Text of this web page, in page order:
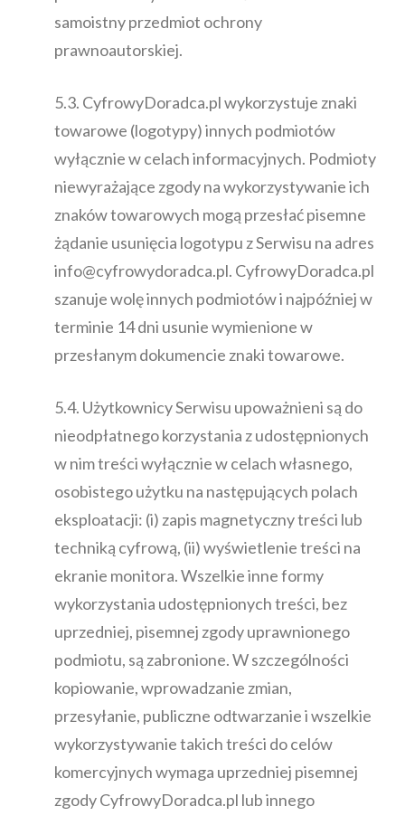
samoistny przedmiot ochrony
prawnoautorskiej.
5.3. CyfrowyDoradca.pl wykorzystuje znaki
towarowe (logotypy) innych podmiotów
wyłącznie w celach informacyjnych. Podmioty
niewyrażające zgody na wykorzystywanie ich
znaków towarowych mogą przesłać pisemne
żądanie usunięcia logotypu z Serwisu na adres
info@cyfrowydoradca.pl. CyfrowyDoradca.pl
szanuje wolę innych podmiotów i najpóźniej w
terminie 14 dni usunie wymienione w
przesłanym dokumencie znaki towarowe.
5.4. Użytkownicy Serwisu upoważnieni są do
nieodpłatnego korzystania z udostępnionych
w nim treści wyłącznie w celach własnego,
osobistego użytku na następujących polach
eksploatacji: (i) zapis magnetyczny treści lub
techniką cyfrową, (ii) wyświetlenie treści na
ekranie monitora. Wszelkie inne formy
wykorzystania udostępnionych treści, bez
uprzedniej, pisemnej zgody uprawnionego
podmiotu, są zabronione. W szczególności
kopiowanie, wprowadzanie zmian,
przesyłanie, publiczne odtwarzanie i wszelkie
wykorzystywanie takich treści do celów
komercyjnych wymaga uprzedniej pisemnej
zgody CyfrowyDoradca.pl lub innego